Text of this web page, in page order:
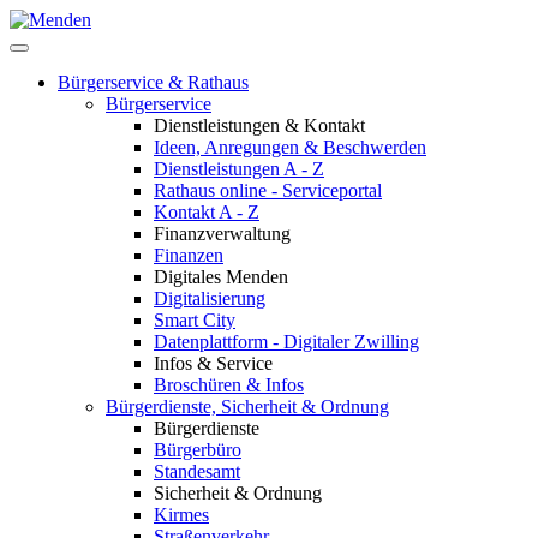
Bürgerservice & Rathaus
Bürgerservice
Dienstleistungen & Kontakt
Ideen, Anregungen & Beschwerden
Dienstleistungen A - Z
Rathaus online - Serviceportal
Kontakt A - Z
Finanzverwaltung
Finanzen
Digitales Menden
Digitalisierung
Smart City
Datenplattform - Digitaler Zwilling
Infos & Service
Broschüren & Infos
Bürgerdienste, Sicherheit & Ordnung
Bürgerdienste
Bürgerbüro
Standesamt
Sicherheit & Ordnung
Kirmes